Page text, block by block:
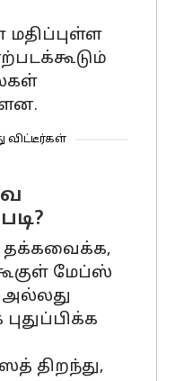
விட்டீர்கள்
தக்கவைக்க,
மேப்ஸ்
அல்லது
திறந்து,